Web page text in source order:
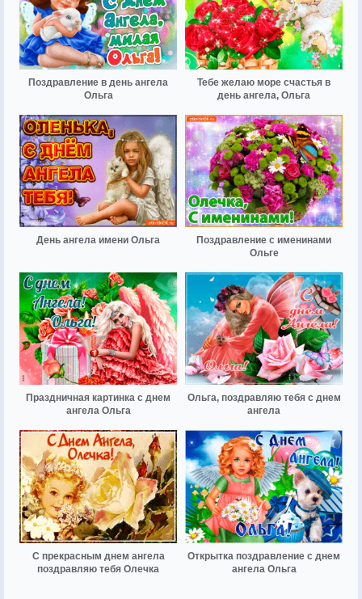
Поздравление в день ангела
Ольга
Тебе желаю море счастья в
день ангела, Ольга
День ангела имени Ольга
Поздравление с именинами
Ольге
Праздничная картинка с днем
ангела Ольга
Ольга, поздравляю тебя с днем
ангела
С прекрасным днем ангела
поздравляю тебя Олечка
Открытка поздравление с днем
ангела Ольга